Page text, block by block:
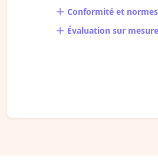
Conformité et normes
Évaluation sur mesure